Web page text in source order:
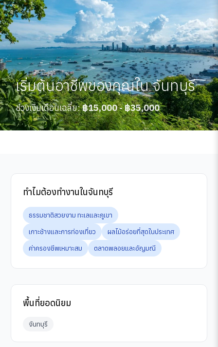
เริ่มต้นอาชีพของคุณใน จันทบุรี
ช่วงเงินเดือนเฉลี่ย:฿15,000 - ฿35,000
ทำไมต้องทำงานในจันทบุรี
ธรรมชาติสวยงาม ทะเลและภูเขา
เกาะช้างและการท่องเที่ยว
ผลไม้อร่อยที่สุดในประเทศ
ค่าครองชีพเหมาะสม
ตลาดพลอยและอัญมณี
พื้นที่ยอดนิยม
จันทบุรี